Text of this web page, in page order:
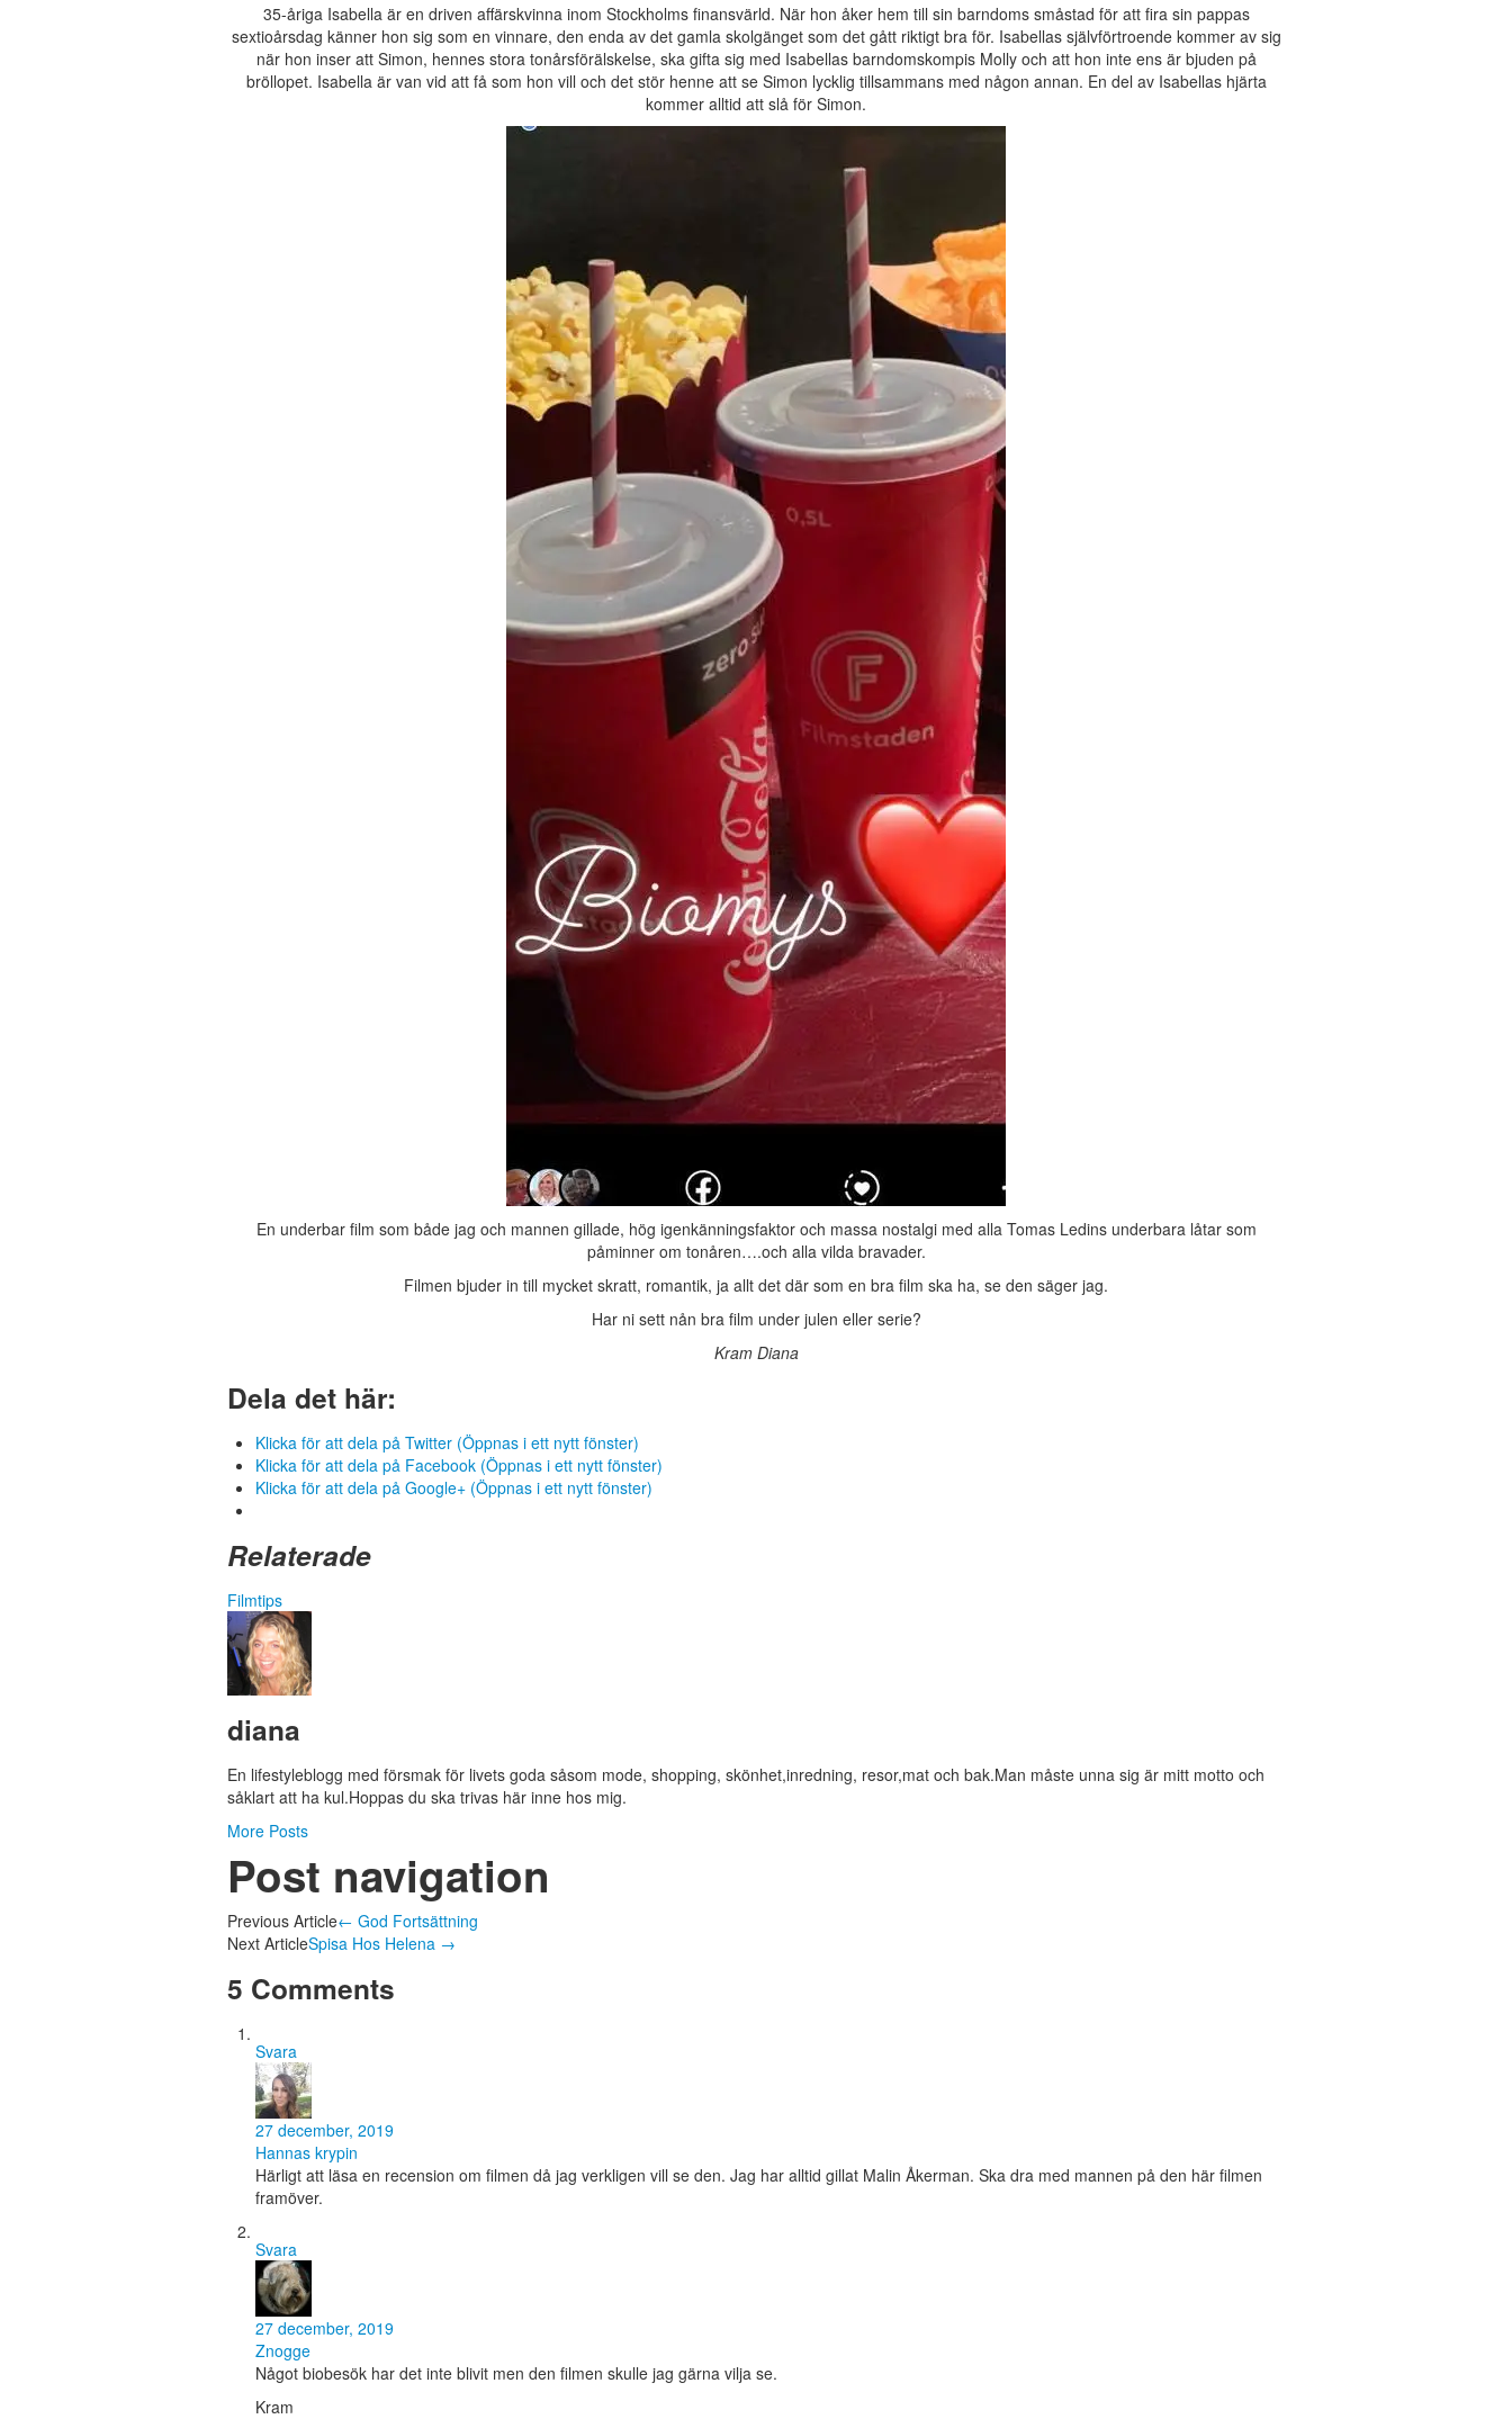
35-åriga Isabella är en driven affärskvinna inom Stockholms finansvärld. När hon åker hem till sin barndoms småstad för att fira sin pappas
sextioårsdag känner hon sig som en vinnare, den enda av det gamla skolgänget som det gått riktigt bra för. Isabellas självförtroende kommer av sig
när hon inser att Simon, hennes stora tonårsförälskelse, ska gifta sig med Isabellas barndomskompis Molly och att hon inte ens är bjuden på
bröllopet. Isabella är van vid att få som hon vill och det stör henne att se Simon lycklig tillsammans med någon annan. En del av Isabellas hjärta
kommer alltid att slå för Simon.
En underbar film som både jag och mannen gillade, hög igenkänningsfaktor och massa nostalgi med alla Tomas Ledins underbara låtar som
påminner om tonåren….och alla vilda bravader.
Filmen bjuder in till mycket skratt, romantik, ja allt det där som en bra film ska ha, se den säger jag.
Har ni sett nån bra film under julen eller serie?
Kram Diana
Dela det här:
Klicka för att dela på Twitter (Öppnas i ett nytt fönster)
Klicka för att dela på Facebook (Öppnas i ett nytt fönster)
Klicka för att dela på Google+ (Öppnas i ett nytt fönster)
Relaterade
Filmtips
diana
En lifestyleblogg med försmak för livets goda såsom mode, shopping, skönhet,inredning, resor,mat och bak.Man måste unna sig är mitt motto och
såklart att ha kul.Hoppas du ska trivas här inne hos mig.
More Posts
Post navigation
Previous Article← God Fortsättning
Next ArticleSpisa Hos Helena →
5 Comments
Svara
27 december, 2019
Hannas krypin
Härligt att läsa en recension om filmen då jag verkligen vill se den. Jag har alltid gillat Malin Åkerman. Ska dra med mannen på den här filmen
framöver.
Svara
27 december, 2019
Znogge
Något biobesök har det inte blivit men den filmen skulle jag gärna vilja se.
Kram